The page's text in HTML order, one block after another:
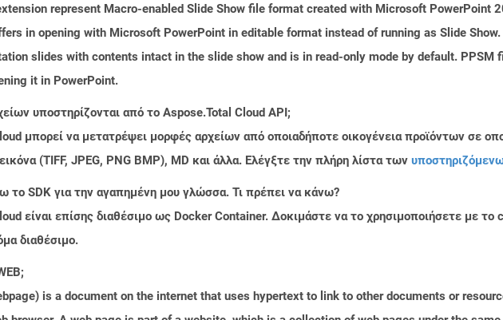
represent Macro-enabled Slide Show file format created with Microsoft PowerPoint
in opening with Microsoft PowerPoint in editable format instead of running as Slide
slides with contents intact in the slide show and is in read-only mode by default.
it in PowerPoint.
υποστηρίζονται από το Aspose.Total Cloud API;
μπορεί να μετατρέψει μορφές αρχείων από οποιαδήποτε οικογένεια προϊόντων σε
(TIFF, JPEG, PNG BMP), MD και άλλα. Ελέγξτε την πλήρη λίστα των
SDK για την αγαπημένη μου γλώσσα. Τι πρέπει να κάνω?
είναι επίσης διαθέσιμο ως Docker Container. Δοκιμάστε να το χρησιμοποιήσετε με
διαθέσιμο.
is a document on the internet that uses hypertext to link to other documents or